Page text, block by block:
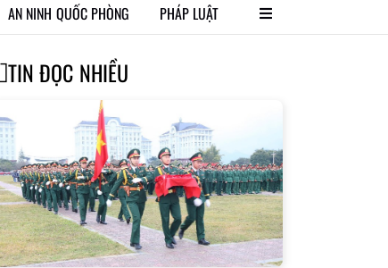
AN NINH QUỐC PHÒNG PHÁP LUẬT
TIN ĐỌC NHIỀU